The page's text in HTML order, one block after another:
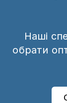
Наші
обрати